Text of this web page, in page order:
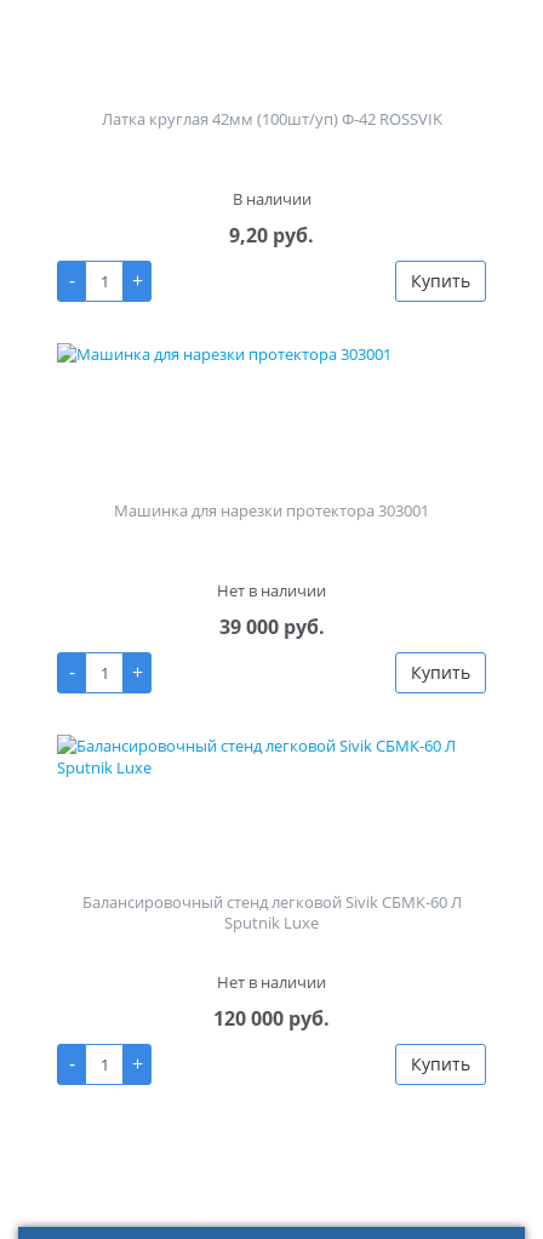
Латка круглая 42мм (100шт/уп) Ф-42 ROSSVIK
В наличии
9,20 руб.
-
+ Купить
Машинка для нарезки протектора 303001
Нет в наличии
39 000 руб.
-
+ Купить
Балансировочный стенд легковой Sivik СБМК-60 Л
Sputnik Luxe
Нет в наличии
120 000 руб.
-
+ Купить